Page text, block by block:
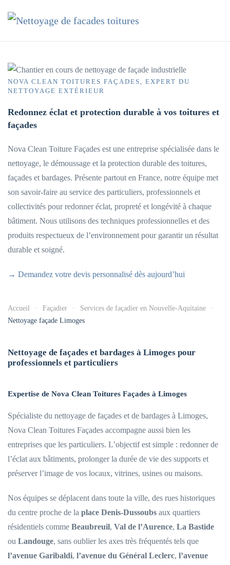
Accéder au contenu principal
NOVA CLEAN TOITURES FAÇADES, EXPERT DU
NETTOYAGE EXTÉRIEUR
Redonnez éclat et protection durable à vos toitures et
façades
Nova Clean Toiture Façades est une entreprise spécialisée dans le
nettoyage, le démoussage et la protection durable des toitures,
façades et bardages. Présente partout en France, notre équipe met
son savoir-faire au service des particuliers, professionnels et
collectivités pour redonner éclat, propreté et longévité à chaque
bâtiment. Nous utilisons des techniques professionnelles et des
produits respectueux de l’environnement pour garantir un résultat
durable et soigné.
→ Demandez votre devis personnalisé dès aujourd’hui
Accueil Façadier
Services de façadier en Nouvelle-Aquitaine
Nettoyage façade Limoges
Nettoyage de façades et bardages à Limoges pour
professionnels et particuliers
Expertise de Nova Clean Toitures Façades à Limoges
Spécialiste du nettoyage de façades et de bardages à Limoges,
Nova Clean Toitures Façades accompagne aussi bien les
entreprises que les particuliers. L’objectif est simple : redonner de
l’éclat aux bâtiments, prolonger la durée de vie des supports et
préserver l’image de vos locaux, vitrines, usines ou maisons.
Nos équipes se déplacent dans toute la ville, des rues historiques
du centre proche de la place Denis-Dussoubs aux quartiers
résidentiels comme Beaubreuil, Val de l’Aurence, La Bastide
ou Landouge, sans oublier les axes très fréquentés tels que
l’avenue Garibaldi, l’avenue du Général Leclerc, l’avenue